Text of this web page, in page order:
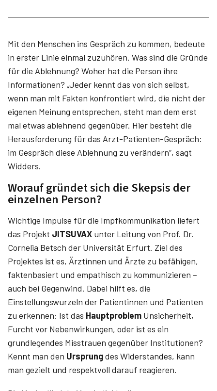
Mit den Menschen ins Gespräch zu kommen, bedeute
in erster Linie einmal zuzuhören. Was sind die Gründe
für die Ablehnung? Woher hat die Person ihre
Informationen? „Jeder kennt das von sich selbst,
wenn man mit Fakten konfrontiert wird, die nicht der
eigenen Meinung entsprechen, steht man dem erst
mal etwas ablehnend gegenüber. Hier besteht die
Herausforderung für das Arzt-Patienten-Gespräch:
im Gespräch diese Ablehnung zu verändern“, sagt
Widders.
Worauf gründet sich die Skepsis der
einzelnen Person?
Wichtige Impulse für die Impfkommunikation liefert
das Projekt JITSUVAX unter Leitung von Prof. Dr.
Cornelia Betsch der Universität Erfurt. Ziel des
Projektes ist es, Ärztinnen und Ärzte zu befähigen,
faktenbasiert und empathisch zu kommunizieren –
auch bei Gegenwind. Dabei hilft es, die
Einstellungswurzeln der Patientinnen und Patienten
zu erkennen: Ist das Hauptproblem Unsicherheit,
Furcht vor Nebenwirkungen, oder ist es ein
grundlegendes Misstrauen gegenüber Institutionen?
Kennt man den Ursprungdes Widerstandes, kann
man gezielt und respektvoll darauf reagieren.